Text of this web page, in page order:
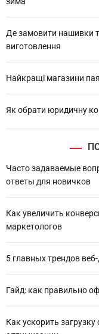
Де замовити нашивки
виготовлення
Найкращі магазини
Як обрати юридичну
Часто задаваемые
ответы для новичков
Как увеличить
маркетологов
5 главных трендов
Гайд: как правильно
Как ускорить